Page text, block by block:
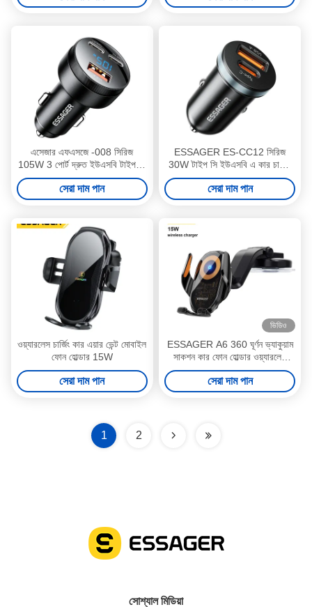
এসেজার এফএসজে -008 সিরিজ
105W 3 পোর্ট দ্রুত ইউএসবি টাইপ সি
গাড়ি চার্জার
সেরা দাম পান
ESSAGER ES-CC12 সিরিজ
30W টাইপ সি ইউএসবি এ কার চার্জার
পোর্ট
সেরা দাম পান
ওয়্যারলেস চার্জিং কার এয়ার ভেন্ট মোবাইল
ফোন হোল্ডার 15W
সেরা দাম পান
ভিডিও
ESSAGER A6 360 ঘূর্ণন ভ্যাকুয়াম
সাকশন কার ফোন হোল্ডার ওয়্যারলেস
চার্জার
সেরা দাম পান
1 2
সোশ্যাল মিডিয়া